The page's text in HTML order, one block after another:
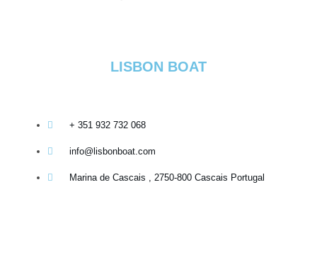
LISBON BOAT
+ 351 932 732 068
info@lisbonboat.com
Marina de Cascais , 2750-800 Cascais Portugal​